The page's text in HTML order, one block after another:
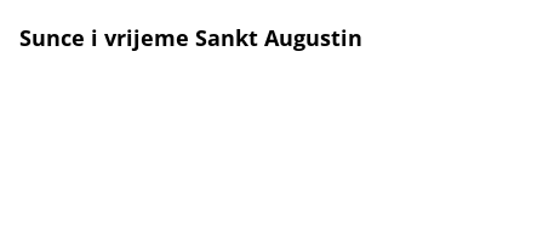
Sunce i vrijeme Sankt Augustin